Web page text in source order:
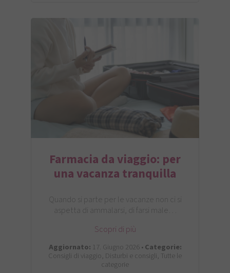
Farmacia da viaggio: per
una vacanza tranquilla
Quando si parte per le vacanze non ci si
aspetta di ammalarsi, di farsi male…
Scopri di più
Aggiornato: 17. Giugno 2026 •Categorie:
Consigli di viaggio, Disturbi e consigli, Tutte le
categorie